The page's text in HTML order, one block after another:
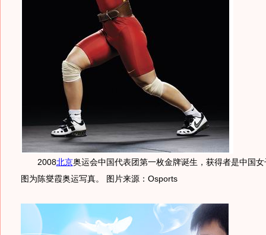
2008北京奥运会中国代表团第一枚金牌诞生，获得者是中国
图为陈燮霞奥运写真。 图片来源：Osports